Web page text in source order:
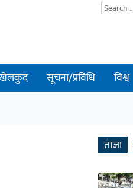
सूचना/प्रविधि विश्व
ताजा